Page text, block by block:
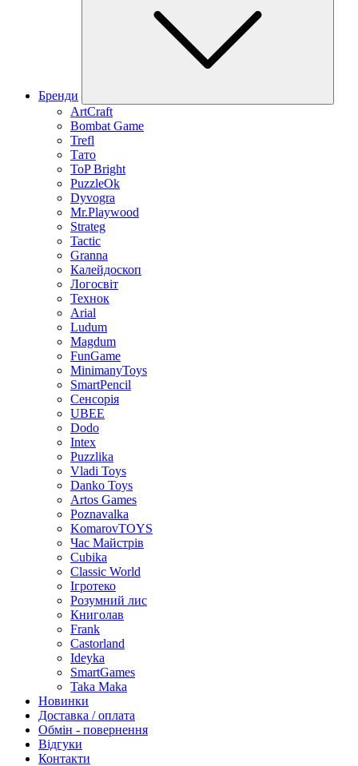
Бренди
ArtCraft
Bombat Game
Trefl
Тато
ToP Bright
PuzzleOk
Dyvogra
Mr.Playwood
Strateg
Tactic
Granna
Калейдоскоп
Логосвіт
Технок
Arial
Ludum
Magdum
FunGame
MinimanyToys
SmartPencil
Сенсорія
UBEE
Dodo
Intex
Puzzlika
Vladi Toys
Danko Toys
Artos Games
Poznavalka
KomarovTOYS
Час Майстрів
Cubika
Classic World
Ігротеко
Розумний лис
Книголав
Frank
Castorland
Ideyka
SmartGames
Taka Maka
Новинки
Доставка / оплата
Обмін - повернення
Відгуки
Контакти